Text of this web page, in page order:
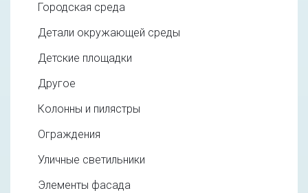
Городская среда
Детали окружающей среды
Детские площадки
Другое
Колонны и пилястры
Ограждения
Уличные светильники
Элементы фасада